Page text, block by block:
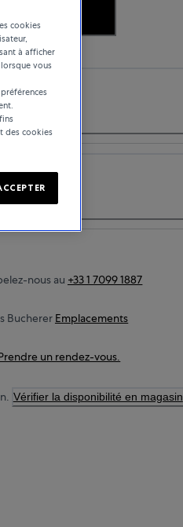
nous au +33 1 7099 1887
Bucherer Emplacements
un rendez-vous.
Vérifier la disponibilité en magasin
cookies
à afficher
vous
des cookies